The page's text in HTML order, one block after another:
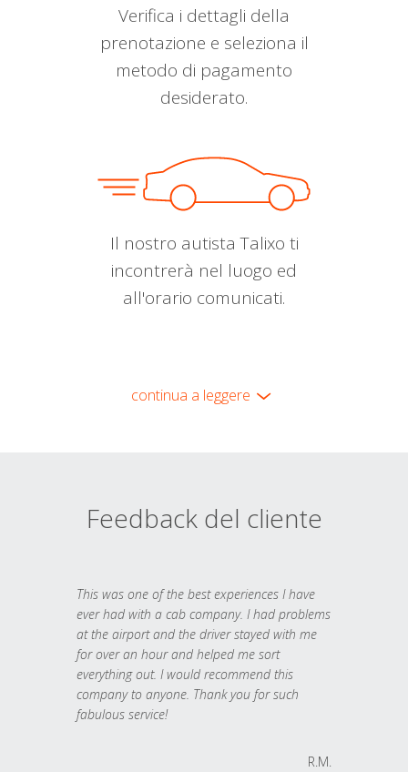
Verifica i dettagli della
prenotazione e seleziona il
metodo di pagamento
desiderato.
Il nostro autista Talixo ti
incontrerà nel luogo ed
all'orario comunicati.
continua a leggere
Feedback del cliente
This was one of the best experiences I have
ever had with a cab company. I had problems
at the airport and the driver stayed with me
for over an hour and helped me sort
everything out. I would recommend this
company to anyone. Thank you for such
fabulous service!
R.M.